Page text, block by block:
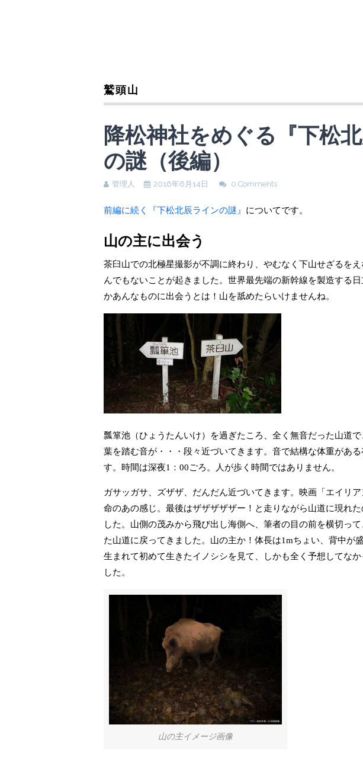
鷲頭山
降松神社をめぐる『下松北
の謎（後編）
管理人 2016年6月14日 0 Comments
前編に続く『下松北辰ラインの謎』 についてです。
山の主に出会う
茶臼山での北極星撮影が不調に終わり、やむなく下山せざるを
んでもないことが起きました。世界最先端の新幹線を製造する
かあんなものに出会うとは！山を舐めたらいけませんね。
瓢箪池（ひょうたんいけ）を過ぎたころ、全く無音だった山道
葉を踏む音が・・・段々近づいてきます。音で結構な体重があ
す。時間は深夜1：00ごろ。人が歩く時間ではありません。
ガサッガサ、ズザザ、だんだん近づいてきます。映画「エイリ
命のあの感じ。最後はザザザザザー！と走りながら山道に現れ
した。山側の茂みから飛び出し海側へ、筆者の目の前を横切っ
た山道に戻ってきました。山の主か！体長は1mちょい、背中が
生まれて初めて生きたイノシシを見て、しかも全く予想してな
した。
山の主イメージ画像